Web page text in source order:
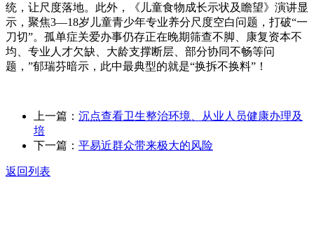
统，让尺度落地。此外，《儿童食物成长示状及瞻望》演讲显
示，聚焦3—18岁儿童青少年专业养分尺度空白问题，打破“一
刀切”。孤单症关爱办事仍存正在晚期筛查不脚、康复资本不
均、专业人才欠缺、大龄支撑断层、部分协同不畅等问
题，”郁瑞芬暗示，此中最典型的就是“换拆不换料”！
上一篇： 沉点查看卫生整治环境、从业人员健康办理及
培
下一篇： 平易近群众带来极大的风险
返回列表